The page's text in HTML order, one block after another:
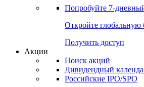
Cbonds Pages
Опросы
Попробуйте7-дневный
Откройте глобальную
Получить доступ